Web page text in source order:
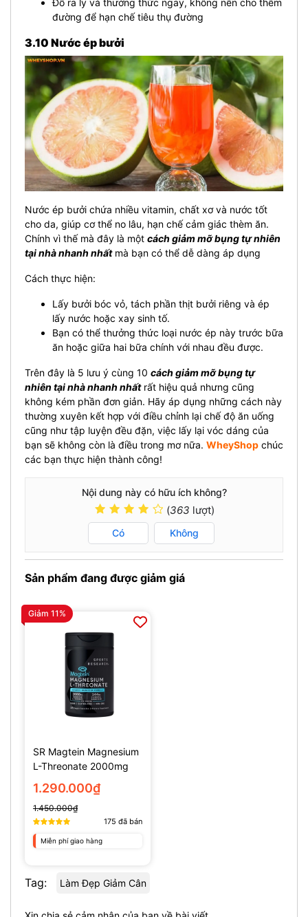
đường để hạn chế tiêu thụ đường
3.10 Nước ép bưởi
Nước ép bưởi chứa nhiều vitamin, chất xơ và nước tốt
cho da, giúp cơ thể no lâu, hạn chế cảm giác thèm ăn.
Chính vì thế mà đây là một cách giảm mỡ bụng tự nhiên
tại nhà nhanh nhấtmà bạn có thể dễ dàng áp dụng
Cách thực hiện:
Lấy bưởi bóc vỏ, tách phần thịt bưởi riêng và ép
lấy nước hoặc xay sinh tố.
Bạn có thể thưởng thức loại nước ép này trước bữa
ăn hoặc giữa hai bữa chính với nhau đều được.
Trên đây là 5 lưu ý cùng 10 cách giảm mỡ bụng tự
nhiên tại nhà nhanh nhấtrất hiệu quả nhưng cũng
không kém phần đơn giản. Hãy áp dụng những cách này
thường xuyên kết hợp với điều chỉnh lại chế độ ăn uống
cũng như tập luyện đều đặn, việc lấy lại vóc dáng của
bạn sẽ không còn là điều trong mơ nữa. WheyShop chúc
các bạn thực hiện thành công!
Nội dung này có hữu ích không?
(363 lượt)
Có Không
Sản phẩm đang được giảm giá
Giảm 11%
SR Magtein Magnesium
L-Threonate 2000mg
(135 Viên)
1.290.000₫
1.450.000₫
175 đã bán
Miễn phí giao hàng
Tag: Làm Đẹp Giảm Cân